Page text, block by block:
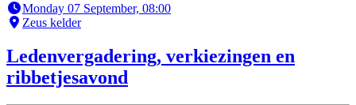
Monday 07 September, 08:00
Zeus kelder
Ledenvergadering, verkiezingen en
ribbetjesavond